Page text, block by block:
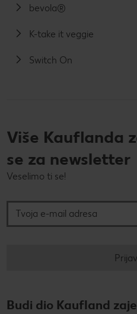
bevola®
K-take it veggie
Switch On
Više Kauflanda
se za newsletter
Veselimo ti se!
Budi dio Kaufland